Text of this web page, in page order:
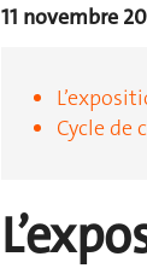
11 novembre
Cycle de